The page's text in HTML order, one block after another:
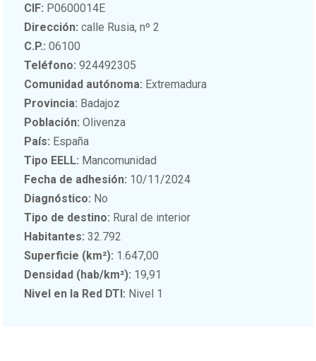
CIF: P0600014E
Dirección: calle Rusia, nº 2
C.P.: 06100
Teléfono: 924492305
Comunidad autónoma: Extremadura
Provincia: Badajoz
Población: Olivenza
País: España
Tipo EELL: Mancomunidad
Fecha de adhesión: 10/11/2024
Diagnóstico: No
Tipo de destino: Rural de interior
Habitantes: 32.792
Superficie (km²): 1.647,00
Densidad (hab/km²): 19,91
Nivel en la Red DTI: Nivel 1